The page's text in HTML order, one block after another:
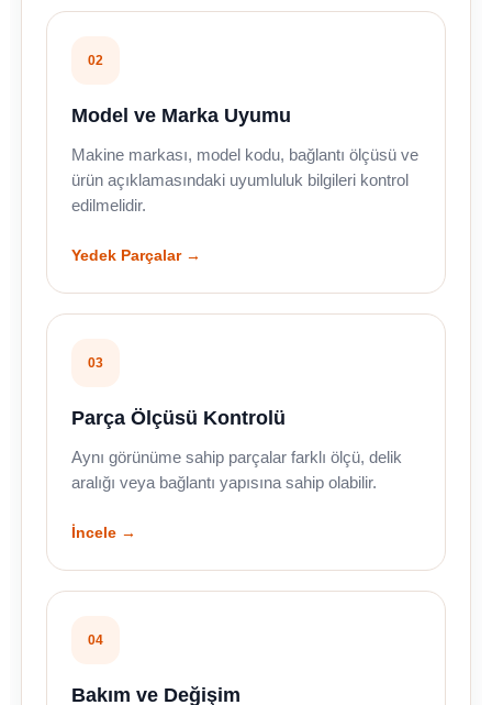
02
Model ve Marka Uyumu
Makine markası, model kodu, bağlantı ölçüsü ve
ürün açıklamasındaki uyumluluk bilgileri kontrol
edilmelidir.
Yedek Parçalar →
03
Parça Ölçüsü Kontrolü
Aynı görünüme sahip parçalar farklı ölçü, delik
aralığı veya bağlantı yapısına sahip olabilir.
İncele →
04
Bakım ve Değişim